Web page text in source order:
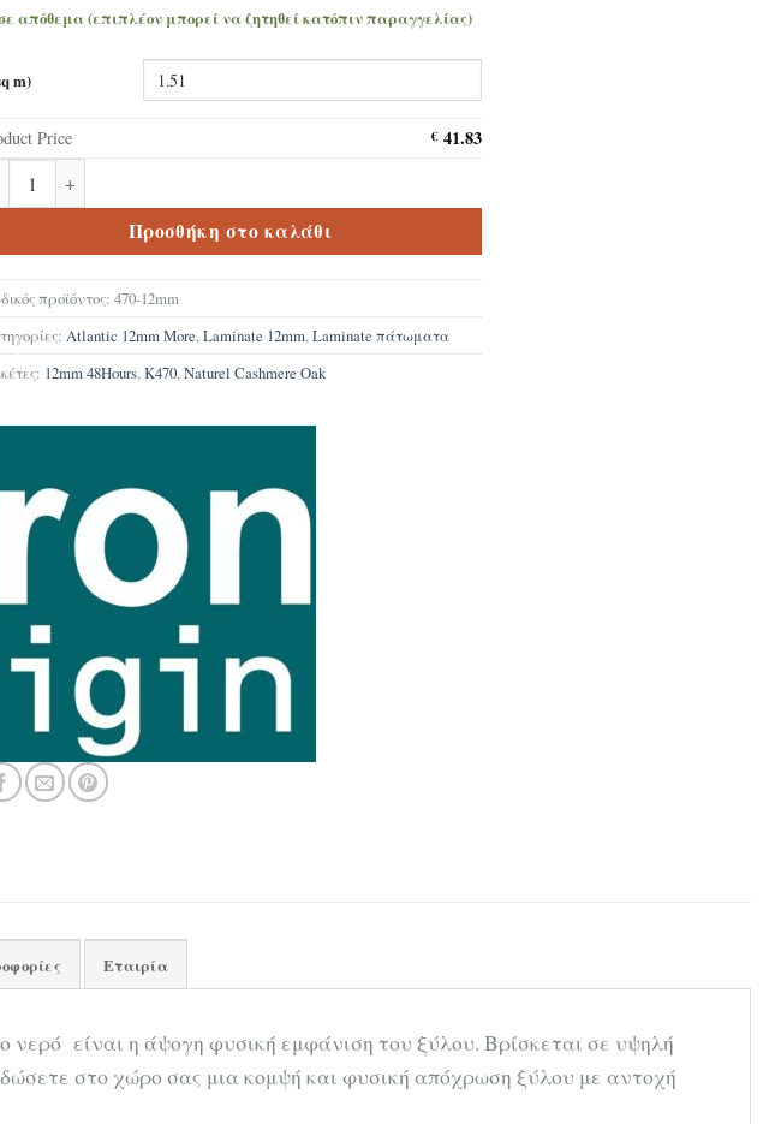
απόθεμα (επιπλέον μπορεί να ζητηθεί κατόπιν παραγγελίας)
m)
Price €41.83
Laminate Krono original Naturel Cashmere Oak K470 12mm 48Hours ποσότητα
Προσθήκη στο καλάθι
προϊόντος: 470-12mm
Atlantic 12mm More,Laminate 12mm,Laminate πάτωματα
12mm 48Hours,K470,Naturel Cashmere Oak
Εταιρία
είναι η άψογη φυσική εμφάνιση του ξύλου. Βρίσκεται σε υψηλή
στο χώρο σας μια κομψή και φυσική απόχρωση ξύλου με αντοχή